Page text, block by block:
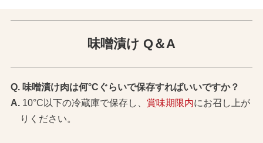
味噌漬け Q＆A
味噌漬け肉は何°Cぐらいで保存すればいいですか？
10°C以下の冷蔵庫で保存し、 賞味期限内にお召し上が
りください。